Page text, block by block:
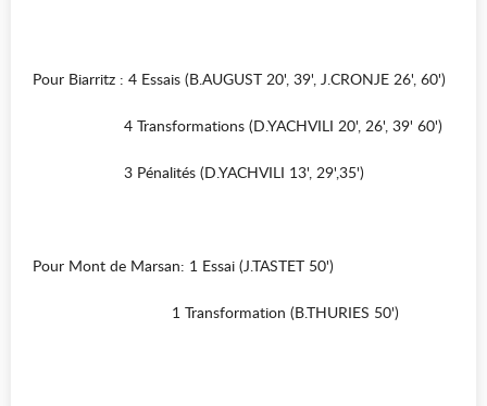
Pour Biarritz : 4 Essais (B.AUGUST 20', 39', J.CRONJE 26', 60')
4 Transformations (D.YACHVILI 20', 26', 39' 60')
3 Pénalités (D.YACHVILI 13', 29',35')
Pour Mont de Marsan: 1 Essai (J.TASTET 50')
1 Transformation (B.THURIES 50')